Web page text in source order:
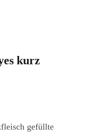
kurz
gefüllte